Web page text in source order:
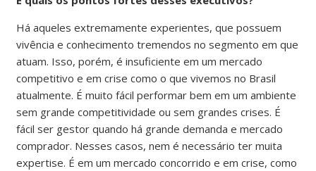
Há aqueles extremamente experientes, que possuem
vivência e conhecimento tremendos no segmento em que
atuam. Isso, porém, é insuficiente em um mercado
competitivo e em crise como o que vivemos no Brasil
atualmente. É muito fácil performar bem em um ambiente
sem grande competitividade ou sem grandes crises. É
fácil ser gestor quando há grande demanda e mercado
comprador. Nesses casos, nem é necessário ter muita
expertise. É em um mercado concorrido e em crise, como